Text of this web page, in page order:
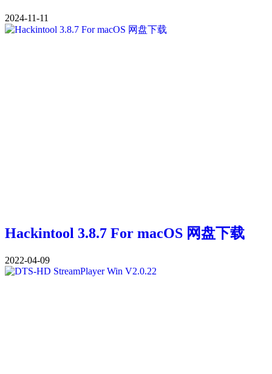
2024-11-11
Hackintool 3.8.7 For macOS 网盘下载
2022-04-09